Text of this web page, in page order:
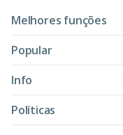
Melhores funções
Popular
Info
Políticas